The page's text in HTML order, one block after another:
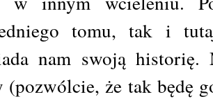
tomu, tak i
nam swoją historię.
(pozwólcie, że tak będę